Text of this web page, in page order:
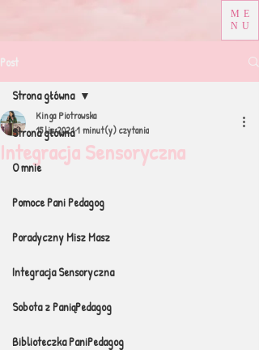
ME
NU
Post
Strona główna
O mnie
Pomoce Pani Pedagog
Poradyczny Misz Masz
Integracja Sensoryczna
Sobota z PaniąPedagog
Biblioteczka PaniPedagog
Strona główna
Integracja Sensoryczna
Kinga Piotrowska
15 lis 20211 minut(y) czytania